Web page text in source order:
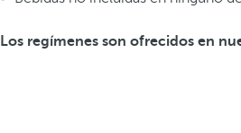
Los regímenes son ofrecidos en